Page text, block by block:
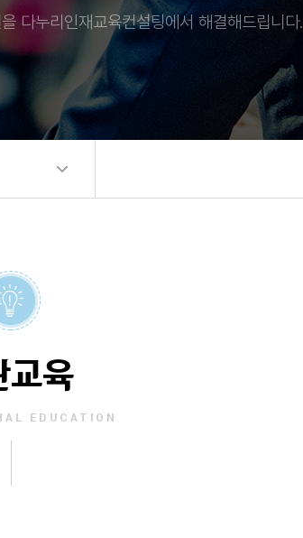
다누리인재교육컨설팅에서 해결해드립니다.
교육
EDUCATION